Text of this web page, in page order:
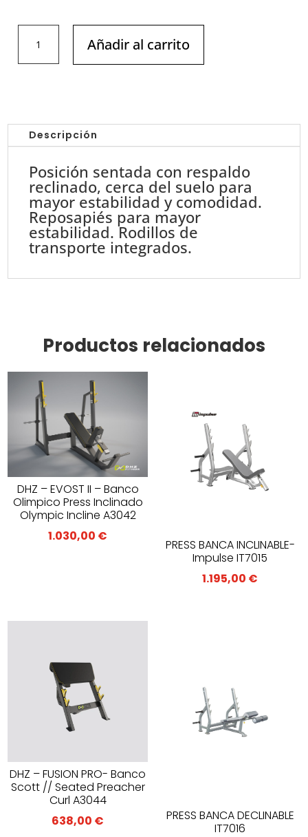
FUSION
Militar
E7038
Añadir al carrito
Descripción
Posición sentada con respaldo
reclinado, cerca del suelo para
mayor estabilidad y comodidad.
Reposapiés para mayor
estabilidad. Rodillos de
transporte integrados.
Productos relacionados
DHZ – EVOST II – Banco
Olimpico Press Inclinado
Olympic Incline A3042
1.030,00 €
PRESS BANCA INCLINABLE-
Impulse IT7015
1.195,00 €
DHZ – FUSION PRO- Banco
Scott // Seated Preacher
Curl A3044
638,00 €
PRESS BANCA DECLINABLE
IT7016